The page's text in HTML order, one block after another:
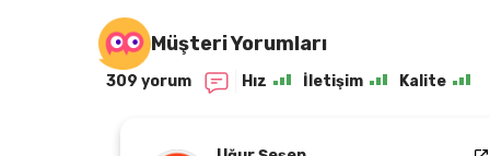
Müşteri Yorumları
309 yorum Hız İletişim Kalite